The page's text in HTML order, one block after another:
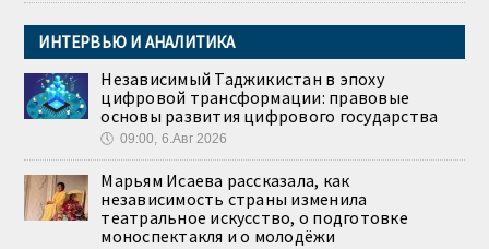
ИНТЕРВЬЮ И АНАЛИТИКА
Независимый Таджикистан в эпоху
цифровой трансформации: правовые
основы развития цифрового государства
🕔 09:00, 6.Авг 2026
Марьям Исаева рассказала, как
независимость страны изменила
театральное искусство, о подготовке
моноспектакля и о молодёжи